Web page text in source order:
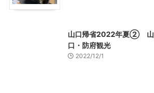
山口帰省2022年夏② 山
口・防府観光
2022/12/1